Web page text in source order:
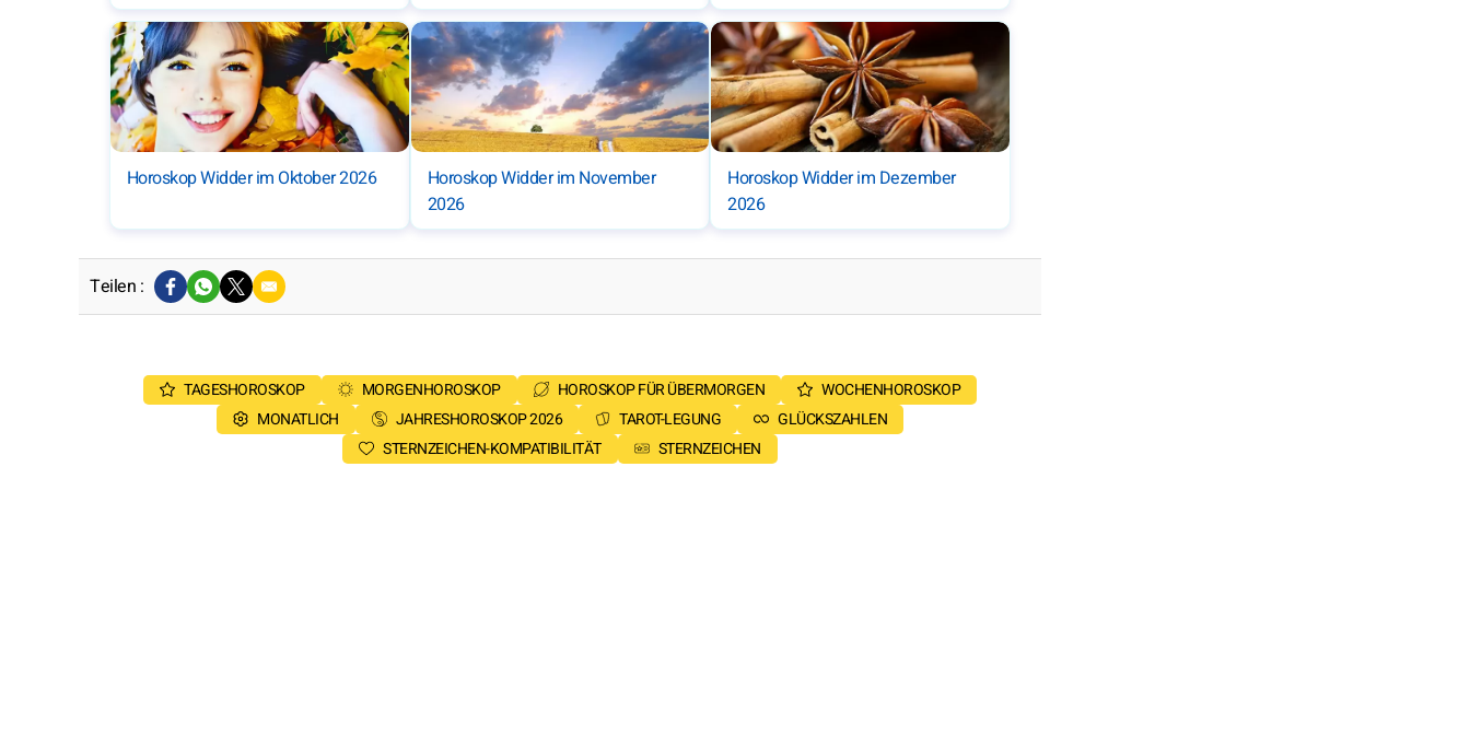
Horoskop Widder im Oktober 2026
Horoskop Widder im November
2026
Horoskop Widder im Dezember
2026
Teilen :
TAGESHOROSKOP MORGENHOROSKOP HOROSKOP FÜR ÜBERMORGEN
WOCHENHOROSKOP
MONATLICH
JAHRESHOROSKOP 2026 TAROT-LEGUNG
GLÜCKSZAHLEN
STERNZEICHEN-KOMPATIBILITÄT
STERNZEICHEN